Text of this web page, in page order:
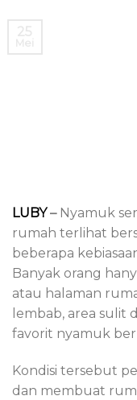
LUBY–Nyamuk
rumah terlihat
beberapa
Banyak orang
atau halaman
lembab, area sulit
favorit nyamuk
Kondisi tersebut
dan membuat